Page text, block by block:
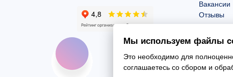
Вакансии
Отзывы
Мы используем файлы
Это необходимо для
соглашаетесь со сбором и